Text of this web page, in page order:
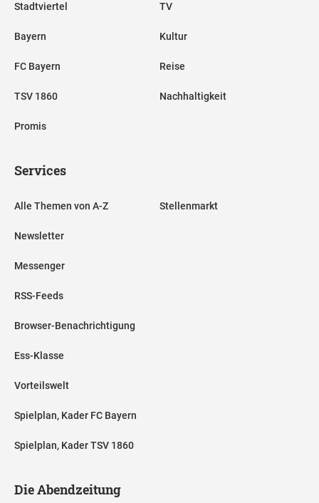
Stadtviertel
Bayern
FC Bayern
TSV 1860
Promis
TV
Kultur
Reise
Nachhaltigkeit
Services
Alle Themen von A-Z
Newsletter
Messenger
RSS-Feeds
Browser-Benachrichtigung
Ess-Klasse
Vorteilswelt
Spielplan, Kader FC Bayern
Spielplan, Kader TSV 1860
Stellenmarkt
Die Abendzeitung